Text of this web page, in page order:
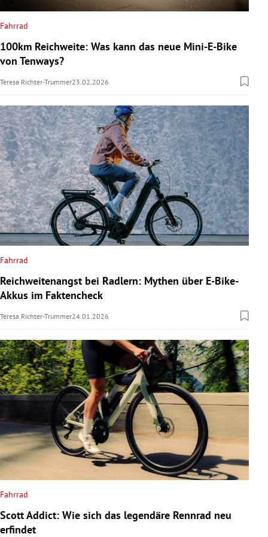
Fahrrad
100km Reichweite: Was kann das neue Mini-E-Bike
von Tenways?
Teresa Richter-Trummer23.02.2026
Fahrrad
Reichweitenangst bei Radlern: Mythen über E-Bike-
Akkus im Faktencheck
Teresa Richter-Trummer24.01.2026
Fahrrad
Scott Addict: Wie sich das legendäre Rennrad neu
erfindet